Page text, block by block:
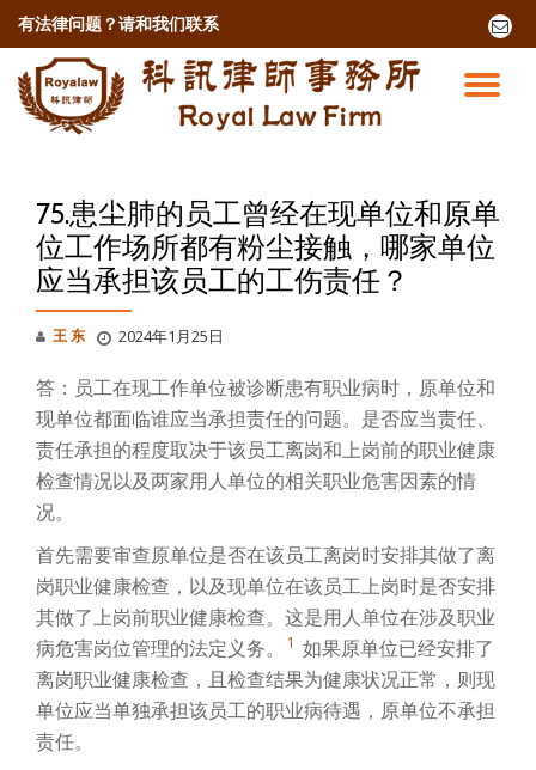
有法律问题？请和我们联系
fa-
o
切
导
航
75.患尘肺的员工曾经在现单位和原单
位工作场所都有粉尘接触，哪家单位
应当承担该员工的工伤责任？
王 东 2024年1月25日
答：员工在现工作单位被诊断患有职业病时，原单位和
现单位都面临谁应当承担责任的问题。是否应当责任、
责任承担的程度取决于该员工离岗和上岗前的职业健康
检查情况以及两家用人单位的相关职业危害因素的情
况。
首先需要审查原单位是否在该员工离岗时安排其做了离
岗职业健康检查，以及现单位在该员工上岗时是否安排
其做了上岗前职业健康检查。这是用人单位在涉及职业
病危害岗位管理的法定义务。
1 如果原单位已经安排了
离岗职业健康检查，且检查结果为健康状况正常，则现
单位应当单独承担该员工的职业病待遇，原单位不承担
责任。